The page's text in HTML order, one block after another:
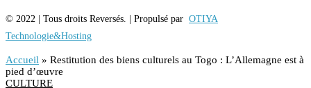
© 2022 | Tous droits Reversés. | Propulsé par OTIYA
Technologie&Hosting
Accueil » Restitution des biens culturels au Togo : L’Allemagne est à
pied d’œuvre
CULTURE